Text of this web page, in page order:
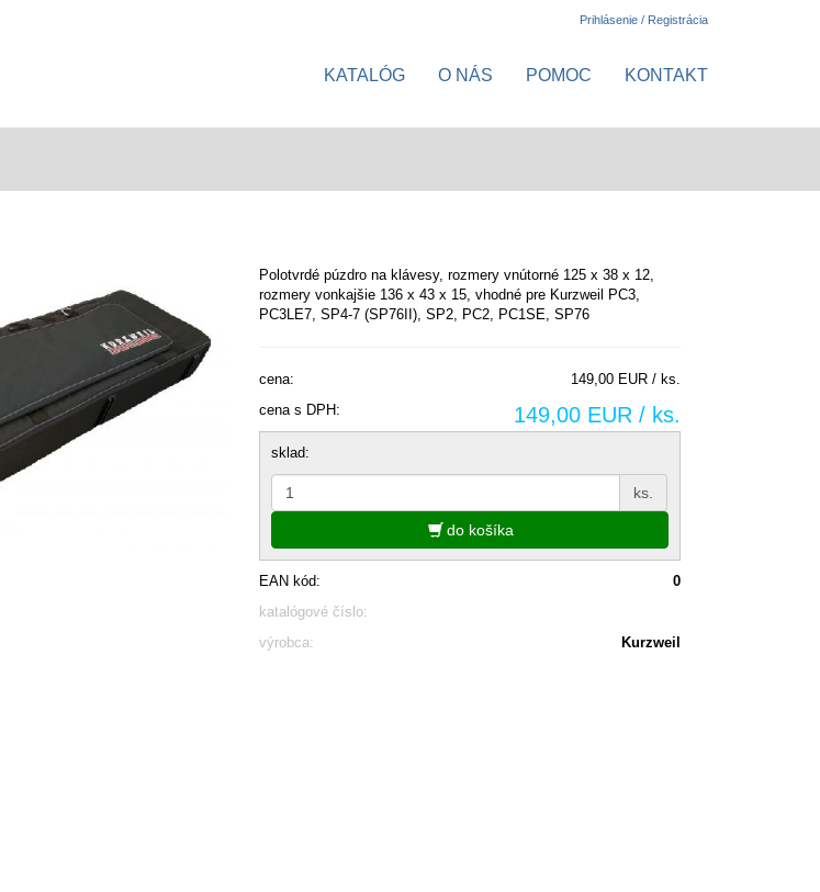
Prihlásenie / Registrácia
KATALÓG O NÁS POMOC KONTAKT
Polotvrdé púzdro na klávesy, rozmery vnútorné 125 x 38 x 12,
rozmery vonkajšie 136 x 43 x 15, vhodné pre Kurzweil PC3,
PC3LE7, SP4-7 (SP76II), SP2, PC2, PC1SE, SP76
cena:
149,00 EUR / ks.
cena s DPH:
149,00 EUR / ks.
sklad:
ks.
do košíka
EAN kód:
0
katalógové číslo:
výrobca:
Kurzweil